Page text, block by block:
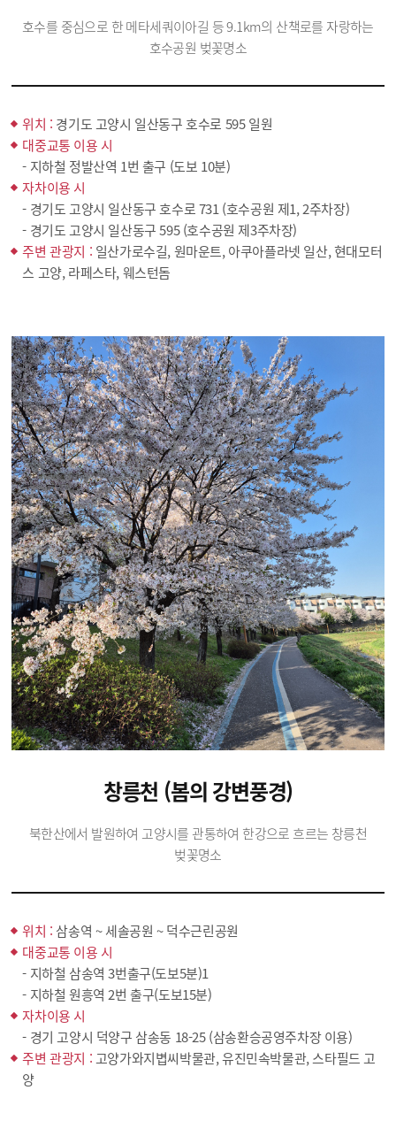
호수를 중심으로 한 메타세쿼이아길 등 9.1km의 산책로를 자랑하는
호수공원 벚꽃명소
위치 : 경기도 고양시 일산동구 호수로 595 일원
대중교통 이용 시
- 지하철 정발산역 1번 출구 (도보 10분)
자차이용 시
- 경기도 고양시 일산동구 호수로 731 (호수공원 제1, 2주차장)
- 경기도 고양시 일산동구 595 (호수공원 제3주차장)
주변 관광지 : 일산가로수길, 원마운트, 아쿠아플라넷 일산, 현대모터
스 고양, 라페스타, 웨스턴돔
창릉천 (봄의 강변풍경)
북한산에서 발원하여 고양시를 관통하여 한강으로 흐르는 창릉천
벚꽃명소
위치 : 삼송역 ~ 세솔공원 ~ 덕수근린공원
대중교통 이용 시
- 지하철 삼송역 3번출구(도보5분)1
- 지하철 원흥역 2번 출구(도보15분)
자차이용 시
- 경기 고양시 덕양구 삼송동 18-25 (삼송환승공영주차장 이용)
주변 관광지 : 고양가와지볍씨박물관, 유진민속박물관, 스타필드 고
양